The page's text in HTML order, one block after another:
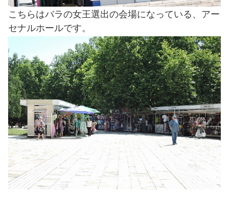
こちらはバラの女王選出の会場になっている、アー
セナルホールです。